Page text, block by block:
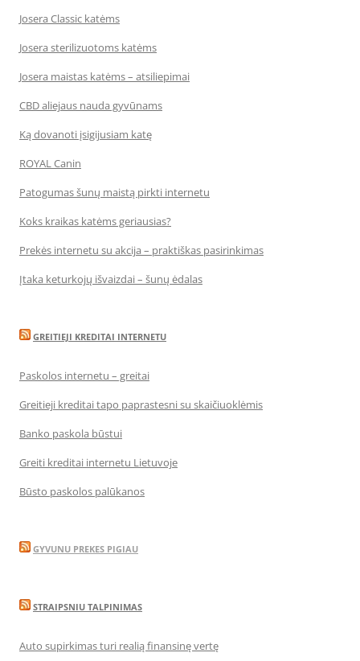
Josera Classic katėms
Josera sterilizuotoms katėms
Josera maistas katėms – atsiliepimai
CBD aliejaus nauda gyvūnams
Ką dovanoti įsigijusiam katę
ROYAL Canin
Patogumas šunų maistą pirkti internetu
Koks kraikas katėms geriausias?
Prekės internetu su akcija – praktiškas pasirinkimas
Įtaka keturkojų išvaizdai – šunų ėdalas
GREITIEJI KREDITAI INTERNETU
Paskolos internetu – greitai
Greitieji kreditai tapo paprastesni su skaičiuoklėmis
Banko paskola būstui
Greiti kreditai internetu Lietuvoje
Būsto paskolos palūkanos
GYVUNU PREKES PIGIAU
STRAIPSNIU TALPINIMAS
Auto supirkimas turi realią finansinę vertę